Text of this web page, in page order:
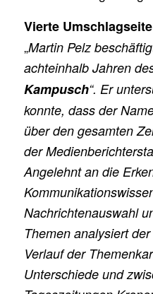
Vierte Umschlagseite
„Martin Pelz
achteinhalb Jahren
Kampusch“. Er
konnte, dass der
über den gesamten
der
Angelehnt an die
Nachrichtenauswahl
Themen analysiert
Verlauf der
Unterschiede und